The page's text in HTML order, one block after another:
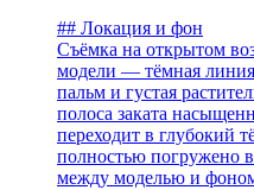
## Локация и фон
Съёмка на открытом
модели — тёмная
пальм и густая
полоса заката
переходит в глубокий
полностью погружено в
между моделью и